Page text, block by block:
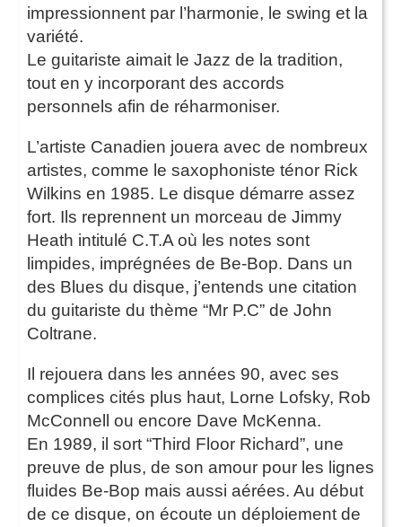
impressionnent par l’harmonie, le swing et la
variété.
Le guitariste aimait le Jazz de la tradition,
tout en y incorporant des accords
personnels afin de réharmoniser.
L’artiste Canadien jouera avec de nombreux
artistes, comme le saxophoniste ténor Rick
Wilkins en 1985. Le disque démarre assez
fort. Ils reprennent un morceau de Jimmy
Heath intitulé C.T.A où les notes sont
limpides, imprégnées de Be-Bop. Dans un
des Blues du disque, j’entends une citation
du guitariste du thème “Mr P.C” de John
Coltrane.
Il rejouera dans les années 90, avec ses
complices cités plus haut, Lorne Lofsky, Rob
McConnell ou encore Dave McKenna.
En 1989, il sort “Third Floor Richard”, une
preuve de plus, de son amour pour les lignes
fluides Be-Bop mais aussi aérées. Au début
de ce disque, on écoute un déploiement de